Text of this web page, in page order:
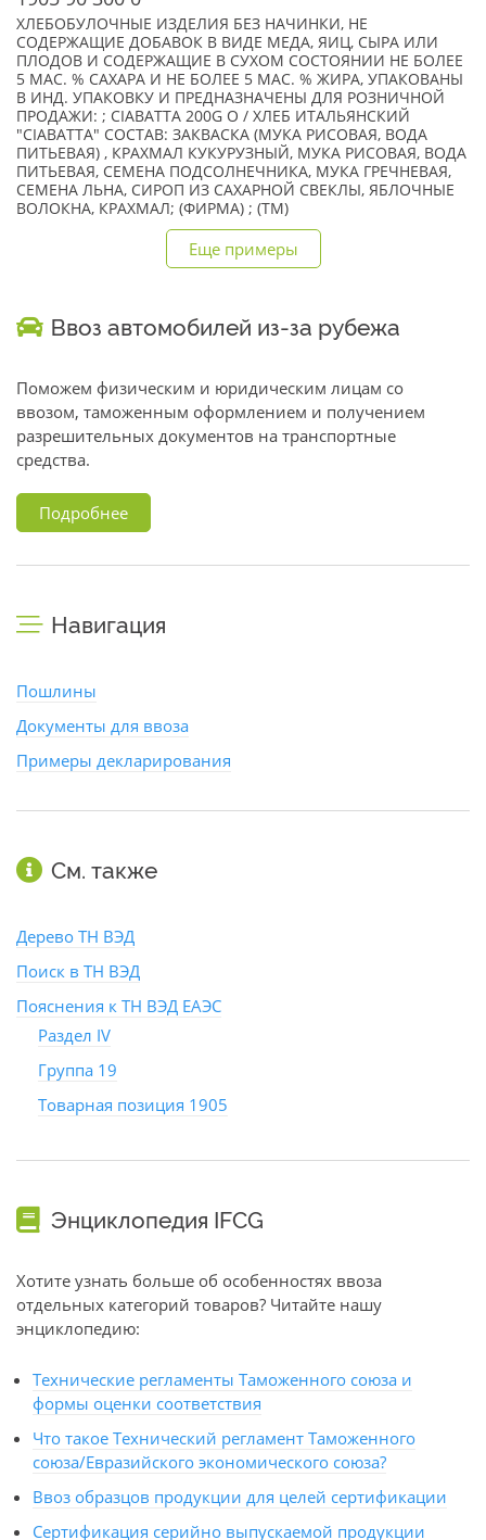
ХЛЕБОБУЛОЧНЫЕ ИЗДЕЛИЯ БЕЗ НАЧИНКИ, НЕ
СОДЕРЖАЩИЕ ДОБАВОК В ВИДЕ МЕДА, ЯИЦ, СЫРА ИЛИ
ПЛОДОВ И СОДЕРЖАЩИЕ В СУХОМ СОСТОЯНИИ НЕ БОЛЕЕ
5 МАС. % САХАРА И НЕ БОЛЕЕ 5 МАС. % ЖИРА, УПАКОВАНЫ
В ИНД. УПАКОВКУ И ПРЕДНАЗНАЧЕНЫ ДЛЯ РОЗНИЧНОЙ
ПРОДАЖИ: ; CIABATTA 200G O / ХЛЕБ ИТАЛЬЯНСКИЙ
"CIABATTA" СОСТАВ: ЗАКВАСКА (МУКА РИСОВАЯ, ВОДА
ПИТЬЕВАЯ) , КРАХМАЛ КУКУРУЗНЫЙ, МУКА РИСОВАЯ, ВОДА
ПИТЬЕВАЯ, СЕМЕНА ПОДСОЛНЕЧНИКА, МУКА ГРЕЧНЕВАЯ,
СЕМЕНА ЛЬНА, СИРОП ИЗ САХАРНОЙ СВЕКЛЫ, ЯБЛОЧНЫЕ
ВОЛОКНА, КРАХМАЛ; (ФИРМА) ; (TM)
Еще примеры
Ввоз автомобилей из-за рубежа
Поможем физическим и юридическим лицам со
ввозом, таможенным оформлением и получением
разрешительных документов на транспортные
средства.
Подробнее
Навигация
Пошлины
Документы для ввоза
Примеры декларирования
См. также
Дерево ТН ВЭД
Поиск в ТН ВЭД
Пояснения к ТН ВЭД ЕАЭС
Раздел IV
Группа 19
Товарная позиция 1905
Энциклопедия IFCG
Хотите узнать больше об особенностях ввоза
отдельных категорий товаров? Читайте нашу
энциклопедию:
Технические регламенты Таможенного союза и
формы оценки соответствия
Что такое Технический регламент Таможенного
союза/Евразийского экономического союза?
Ввоз образцов продукции для целей сертификации
Сертификация серийно выпускаемой продукции